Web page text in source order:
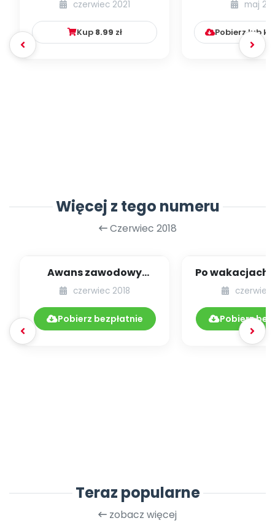
czerwiec 2021
Kup 8.99 zł
numer
maj
Pobierz lub
Więcej z tego numeru
Czerwiec 2018
Awans zawodowy
nauczyciela stażysty
według projektu roz...
czerwiec 2018
Pobierz bezpłatnie
Po wakacjach
wrzesień, a
czerwiec
Pobierz
Teraz popularne
zobacz więcej